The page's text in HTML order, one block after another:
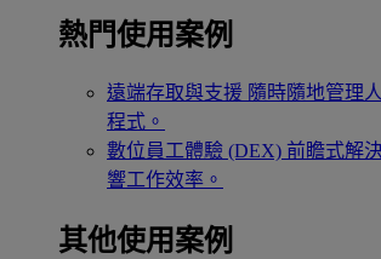
熱門使用案例
遠端存取與支援 隨時隨地管理
程式。
數位員工體驗 (DEX) 前瞻式解
響工作效率。
其他使用案例